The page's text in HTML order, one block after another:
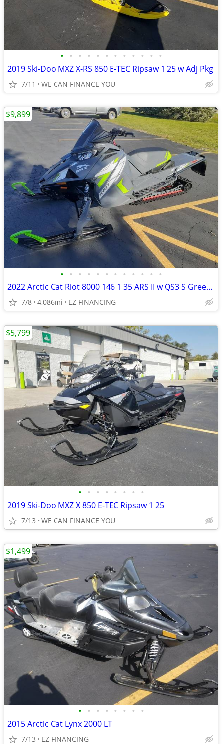
• • • • • • • • • • • •
2019 Ski-Doo MXZ X-RS 850 E-TEC Ripsaw 1 25 w Adj Pkg
7/11 WE CAN FINANCE YOU
• • • • • • • • • • • •
2022 Arctic Cat Riot 8000 146 1 35 ARS II w QS3 S Green Full Send
7/8 4,086mi EZ FINANCING
$9,899
• • • • • • • •
2019 Ski-Doo MXZ X 850 E-TEC Ripsaw 1 25
7/13 WE CAN FINANCE YOU
$5,799
• • • • • • • •
2015 Arctic Cat Lynx 2000 LT
7/13 EZ FINANCING
$1,499